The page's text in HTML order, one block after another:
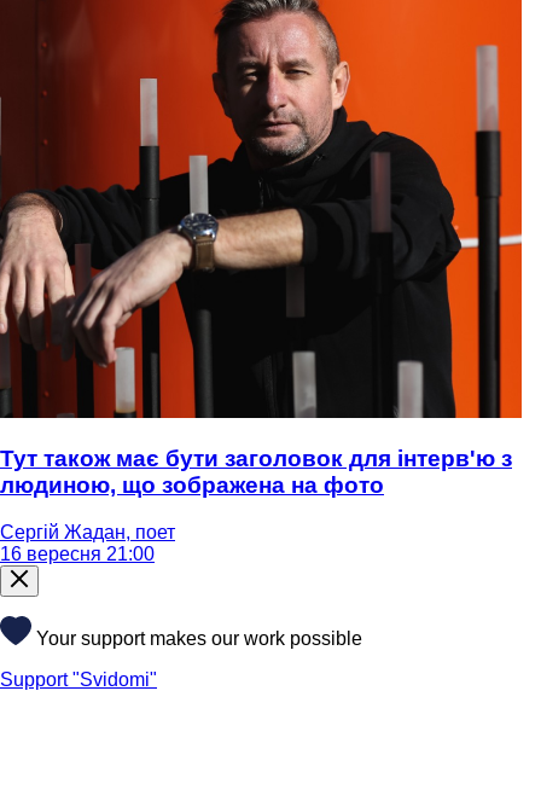
Тут також має бути заголовок для інтерв'ю з
людиною, що зображена на фото
Сергій Жадан, поет
16 вересня 21:00
Your support makes our work possible
Support "Svidomi"